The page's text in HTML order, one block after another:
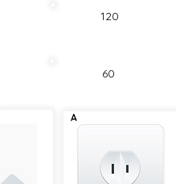
120
60
A